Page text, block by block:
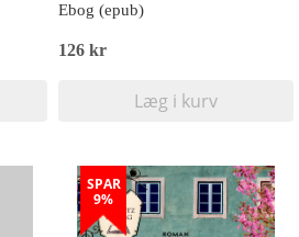
Ebog (epub)
126 kr
Læg i kurv
SPAR
9%